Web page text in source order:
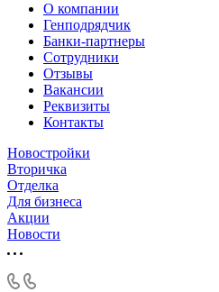
О компании
Генподрядчик
Банки-партнеры
Сотрудники
Отзывы
Вакансии
Реквизиты
Контакты
Новостройки
Вторичка
Отделка
Для бизнеса
Акции
Новости